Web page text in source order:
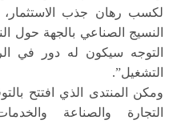
لكسب رهان جذب
النسيج الصناعي بالجهة حول
التوجه سيكون له دور في
التشغيل”.
ومكن المنتدى الذي افتتح
التجارة والصناعة